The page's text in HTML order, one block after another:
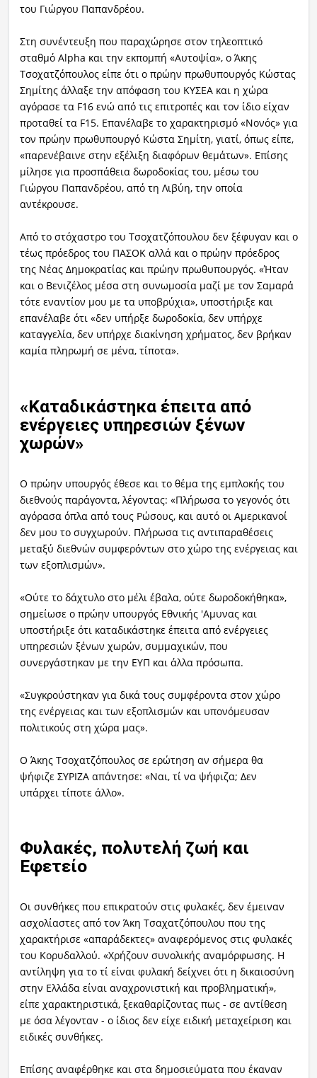
του Γιώργου Παπανδρέου.
Στη συνέντευξη που παραχώρησε στον τηλεοπτικό
σταθμό Alpha και την εκπομπή «Αυτοψία», ο Άκης
Τσοχατζόπουλος είπε ότι ο πρώην πρωθυπουργός Κώστας
Σημίτης άλλαξε την απόφαση του ΚΥΣΕΑ και η χώρα
αγόρασε τα F16 ενώ από τις επιτροπές και τον ίδιο είχαν
προταθεί τα F15. Επανέλαβε το χαρακτηρισμό «Νονός» για
τον πρώην πρωθυπουργό Κώστα Σημίτη, γιατί, όπως είπε,
«παρενέβαινε στην εξέλιξη διαφόρων θεμάτων». Επίσης
μίλησε για προσπάθεια δωροδοκίας του, μέσω του
Γιώργου Παπανδρέου, από τη Λιβύη, την οποία
αντέκρουσε.
Από το στόχαστρο του Τσοχατζόπουλου δεν ξέφυγαν και ο
τέως πρόεδρος του ΠΑΣΟΚ αλλά και ο πρώην πρόεδρος
της Νέας Δημοκρατίας και πρώην πρωθυπουργός. «Ήταν
και ο Βενιζέλος μέσα στη συνωμοσία μαζί με τον Σαμαρά
τότε εναντίον μου με τα υποβρύχια», υποστήριξε και
επανέλαβε ότι «δεν υπήρξε δωροδοκία, δεν υπήρχε
καταγγελία, δεν υπήρχε διακίνηση χρήματος, δεν βρήκαν
καμία πληρωμή σε μένα, τίποτα».
«Καταδικάστηκα έπειτα από
ενέργειες υπηρεσιών ξένων
χωρών»
Ο πρώην υπουργός έθεσε και το θέμα της εμπλοκής του
διεθνούς παράγοντα, λέγοντας: «Πλήρωσα το γεγονός ότι
αγόρασα όπλα από τους Ρώσους, και αυτό οι Αμερικανοί
δεν μου το συγχωρούν. Πλήρωσα τις αντιπαραθέσεις
μεταξύ διεθνών συμφερόντων στο χώρο της ενέργειας και
των εξοπλισμών».
«Ούτε το δάχτυλο στο μέλι έβαλα, ούτε δωροδοκήθηκα»,
σημείωσε ο πρώην υπουργός Εθνικής 'Αμυνας και
υποστήριξε ότι καταδικάστηκε έπειτα από ενέργειες
υπηρεσιών ξένων χωρών, συμμαχικών, που
συνεργάστηκαν με την ΕΥΠ και άλλα πρόσωπα.
«Συγκρούστηκαν για δικά τους συμφέροντα στον χώρο
της ενέργειας και των εξοπλισμών και υπονόμευσαν
πολιτικούς στη χώρα μας».
Ο Άκης Τσοχατζόπουλος σε ερώτηση αν σήμερα θα
ψήφιζε ΣΥΡΙΖΑ απάντησε: «Ναι, τί να ψήφιζα; Δεν
υπάρχει τίποτε άλλο».
Φυλακές, πολυτελή ζωή και
Εφετείο
Οι συνθήκες που επικρατούν στις φυλακές, δεν έμειναν
ασχολίαστες από τον Άκη Τσαχατζόπουλου που της
χαρακτήρισε «απαράδεκτες» αναφερόμενος στις φυλακές
του Κορυδαλλού. «Χρήζουν συνολικής αναμόρφωσης. Η
αντίληψη για το τί είναι φυλακή δείχνει ότι η δικαιοσύνη
στην Ελλάδα είναι αναχρονιστική και προβληματική»,
είπε χαρακτηριστικά, ξεκαθαρίζοντας πως - σε αντίθεση
με όσα λέγονταν - ο ίδιος δεν είχε ειδική μεταχείριση και
ειδικές συνθήκες.
Επίσης αναφέρθηκε και στα δημοσιεύματα που έκαναν